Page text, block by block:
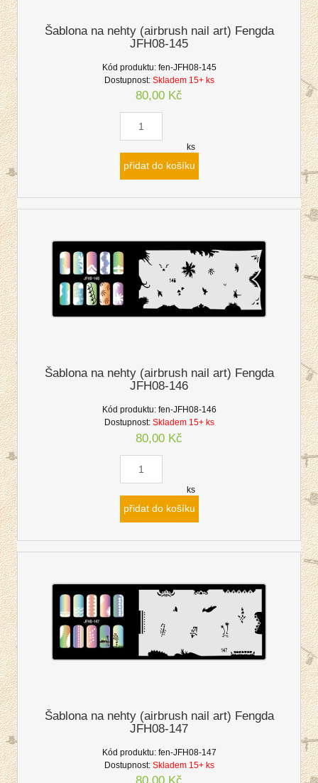
Šablona na nehty (airbrush nail art) Fengda
JFH08-145
Kód produktu: fen-JFH08-145
Dostupnost: Skladem 15+ ks
80,00 Kč
ks
přidat do košíku
Šablona na nehty (airbrush nail art) Fengda
JFH08-146
Kód produktu: fen-JFH08-146
Dostupnost: Skladem 15+ ks
80,00 Kč
ks
přidat do košíku
Šablona na nehty (airbrush nail art) Fengda
JFH08-147
Kód produktu: fen-JFH08-147
Dostupnost: Skladem 15+ ks